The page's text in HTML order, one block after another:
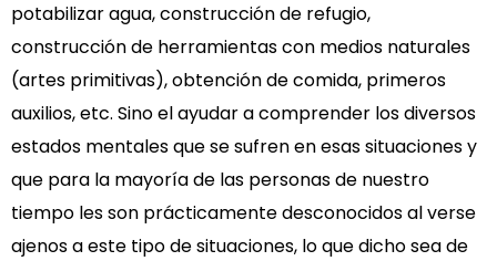
potabilizar agua, construcción de refugio,
construcción de herramientas con medios naturales
(artes primitivas), obtención de comida, primeros
auxilios, etc. Sino el ayudar a comprender los diversos
estados mentales que se sufren en esas situaciones y
que para la mayoría de las personas de nuestro
tiempo les son prácticamente desconocidos al verse
ajenos a este tipo de situaciones, lo que dicho sea de